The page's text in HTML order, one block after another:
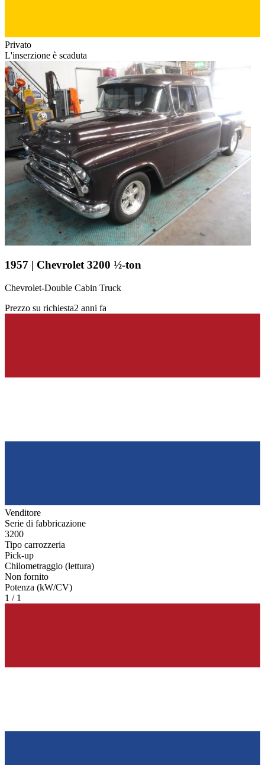
Privato
L'inserzione è scaduta
1957 | Chevrolet 3200 ½-ton
Chevrolet-Double Cabin Truck
Prezzo su richiesta2 anni fa
Venditore
Serie di fabbricazione
3200
Tipo carrozzeria
Pick-up
Chilometraggio (lettura)
Non fornito
Potenza (kW/CV)
1 / 1